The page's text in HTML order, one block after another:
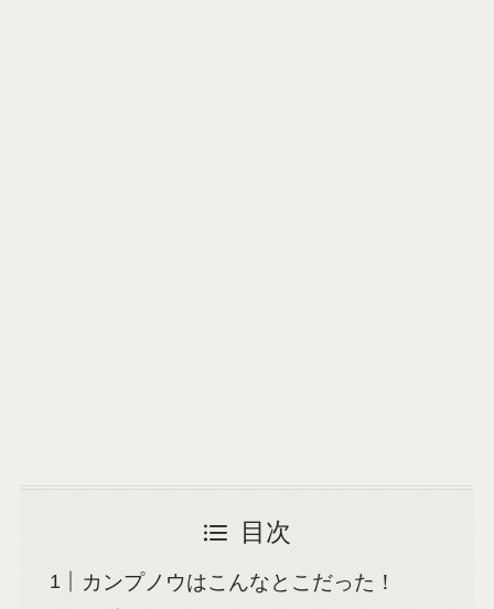
目次
カンプノウはこんなとこだった！